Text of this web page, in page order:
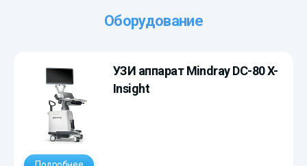
Оборудование
УЗИ аппарат Mindray DC-80 X-
Insight